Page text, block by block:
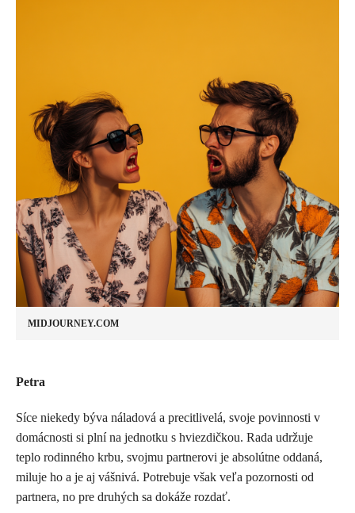
MIDJOURNEY.COM
​Petra
Síce niekedy býva náladová a precitlivelá, svoje povinnosti v
domácnosti si plní na jednotku s hviezdičkou. Rada udržuje
teplo rodinného krbu, svojmu partnerovi je absolútne oddaná,
miluje ho a je aj vášnivá. Potrebuje však veľa pozornosti od
partnera, no pre druhých sa dokáže rozdať.